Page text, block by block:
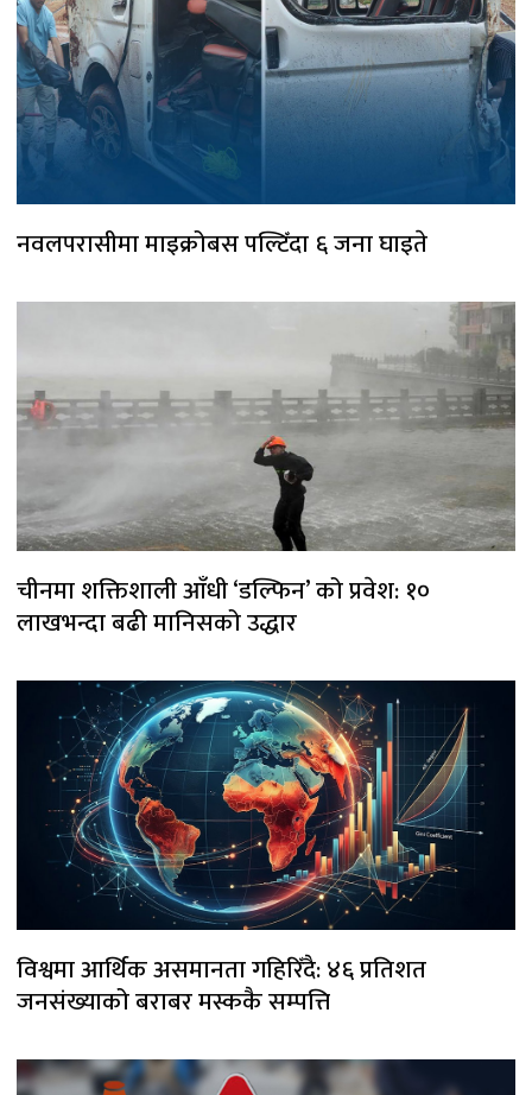
नवलपरासीमा माइक्रोबस पल्टिँदा ६ जना घाइते
चीनमा शक्तिशाली आँधी ‘डल्फिन’ को प्रवेश: १०
लाखभन्दा बढी मानिसको उद्धार
विश्वमा आर्थिक असमानता गहिरिँदै: ४६ प्रतिशत
जनसंख्याको बराबर मस्ककै सम्पत्ति